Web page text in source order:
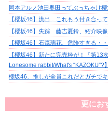
岡本アルノ池田奥田ってぶっちゃけ
【櫻坂46】流出... これもう付き合っ
【櫻坂46】失踪... 藤吉夏鈴、紹介映
【櫻坂46】石森璃花、危険すぎる・・
【櫻坂46】新たに完売枠が！『第
Lonesome rabbit/What's “KAZOKU”?】
櫻坂46、推しが全員これだとガチで
更にお